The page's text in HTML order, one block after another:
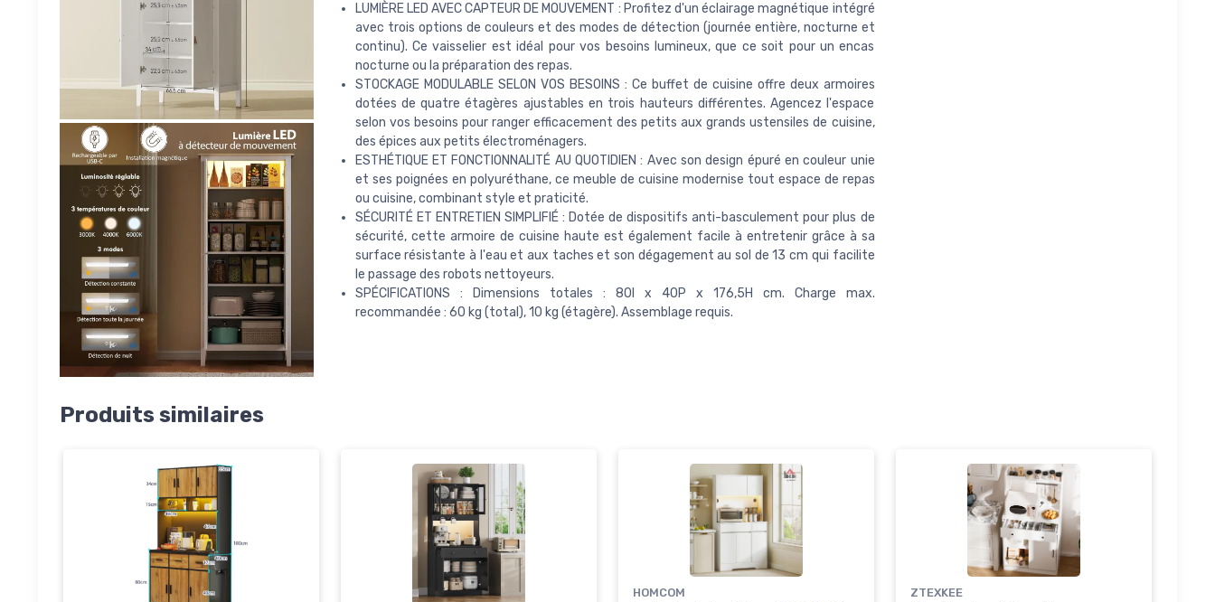
LUMIÈRE LED AVEC CAPTEUR DE MOUVEMENT : Profitez d'un éclairage magnétique intégré
avec trois options de couleurs et des modes de détection (journée entière, nocturne et
continu). Ce vaisselier est idéal pour vos besoins lumineux, que ce soit pour un encas
nocturne ou la préparation des repas.
STOCKAGE MODULABLE SELON VOS BESOINS : Ce buffet de cuisine offre deux armoires
dotées de quatre étagères ajustables en trois hauteurs différentes. Agencez l'espace
selon vos besoins pour ranger efficacement des petits aux grands ustensiles de cuisine,
des épices aux petits électroménagers.
ESTHÉTIQUE ET FONCTIONNALITÉ AU QUOTIDIEN : Avec son design épuré en couleur unie
et ses poignées en polyuréthane, ce meuble de cuisine modernise tout espace de repas
ou cuisine, combinant style et praticité.
SÉCURITÉ ET ENTRETIEN SIMPLIFIÉ : Dotée de dispositifs anti-basculement pour plus de
sécurité, cette armoire de cuisine haute est également facile à entretenir grâce à sa
surface résistante à l'eau et aux taches et son dégagement au sol de 13 cm qui facilite
le passage des robots nettoyeurs.
SPÉCIFICATIONS : Dimensions totales : 80l x 40P x 176,5H cm. Charge max.
recommandée : 60 kg (total), 10 kg (étagère). Assemblage requis.
Produits similaires
HOMCOM ZTEXKEE